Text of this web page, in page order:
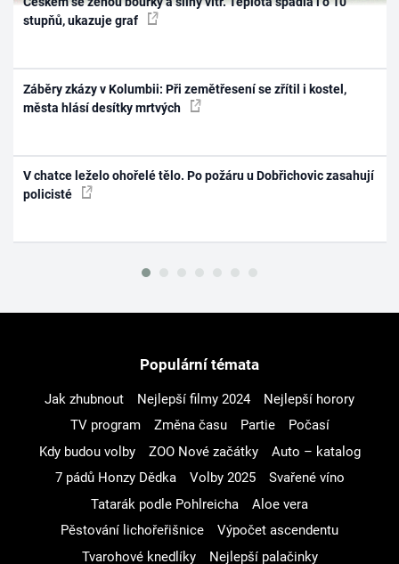
stupňů, ukazuje graf
Záběry zkázy v Kolumbii: Při zemětřesení se zřítil i kostel,
města hlásí desítky mrtvých
V chatce leželo ohořelé tělo. Po požáru u Dobřichovic zasahují
policisté
Populární témata
Jak zhubnout Nejlepší filmy 2024
Nejlepší horory
TV program
Změna času Partie
Počasí
Kdy budou volby
ZOO Nové začátky
Auto – katalog
7 pádů Honzy Dědka
Volby 2025
Svařené víno
Tatarák podle Pohlreicha
Aloe vera
Pěstování lichořeřišnice
Výpočet ascendentu
Tvarohové knedlíky
Nejlepší palačinky